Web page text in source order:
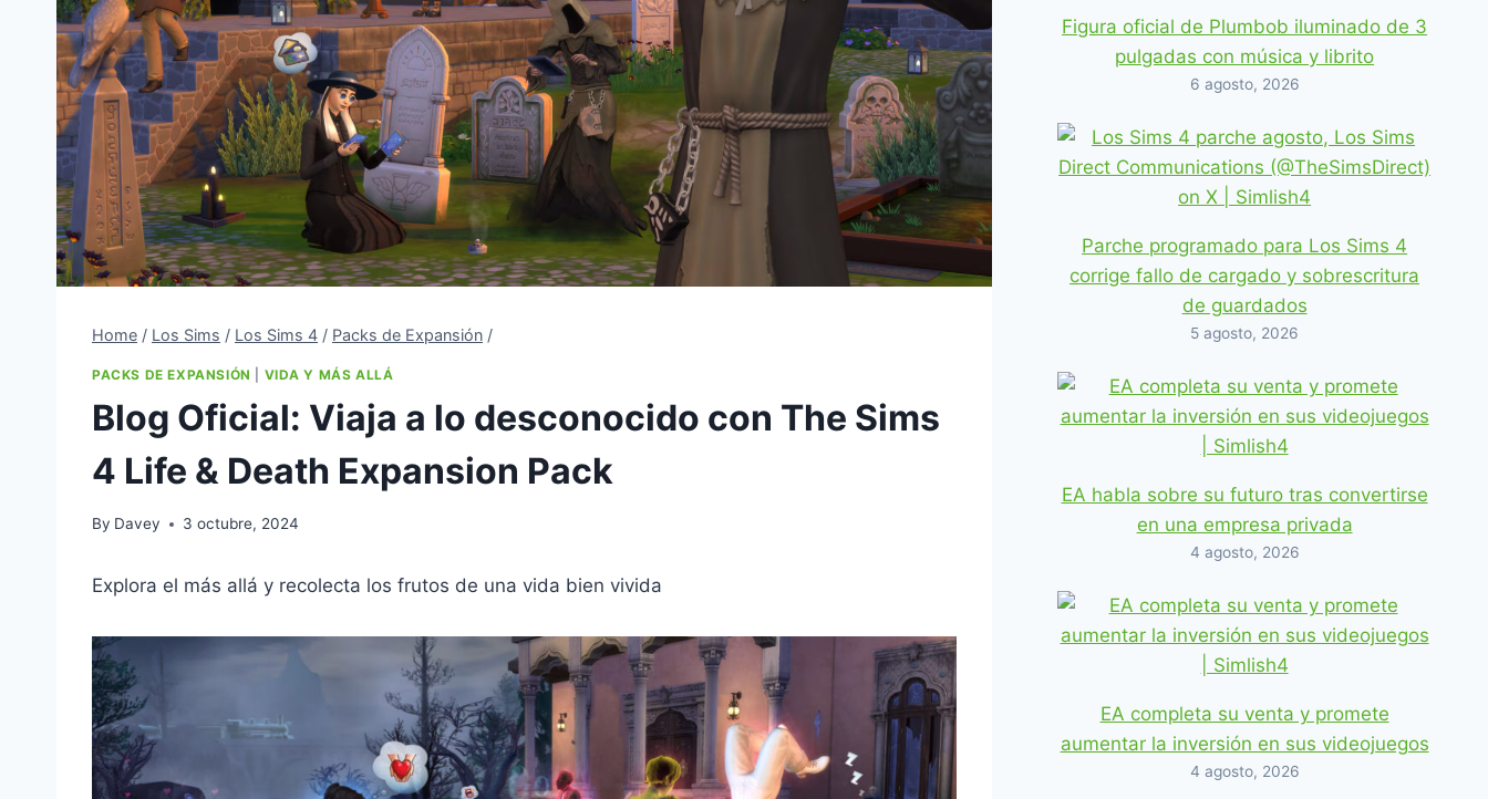
Home / Los Sims / Los Sims 4 / Packs de Expansión /
PACKS DE EXPANSIÓN VIDA Y MÁS ALLÁ
Blog Oficial: Viaja a lo desconocido con The Sims
4 Life & Death Expansion Pack
By Davey 3 octubre, 2024
Explora el más allá y recolecta los frutos de una vida bien vivida
Figura oficial de Plumbob iluminado de 3
pulgadas con música y librito
6 agosto, 2026
Parche programado para Los Sims 4
corrige fallo de cargado y sobrescritura
de guardados
5 agosto, 2026
EA habla sobre su futuro tras convertirse
en una empresa privada
4 agosto, 2026
EA completa su venta y promete
aumentar la inversión en sus videojuegos
4 agosto, 2026